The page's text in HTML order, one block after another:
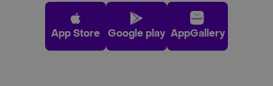
App Store Google play AppGallery